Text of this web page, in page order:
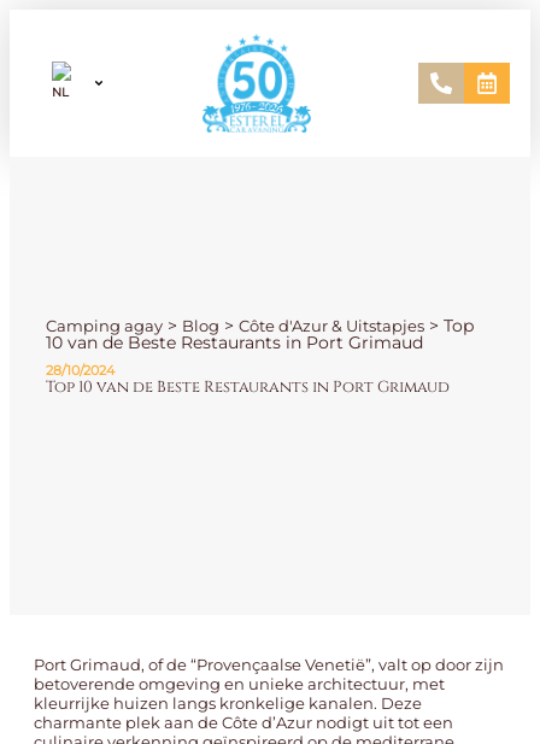
Camping agay > Blog > Côte d'Azur & Uitstapjes > Top
10 van de Beste Restaurants in Port Grimaud
28/10/2024
Top 10 van de Beste Restaurants in Port Grimaud
Port Grimaud, of de “Provençaalse Venetië”, valt op door zijn
betoverende omgeving en unieke architectuur, met
kleurrijke huizen langs kronkelige kanalen. Deze
charmante plek aan de Côte d’Azur nodigt uit tot een